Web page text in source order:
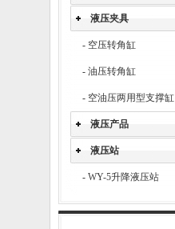
液压夹具
- 空压转角缸
- 油压转角缸
- 空油压两用型支撑缸
液压产品
液压站
- WY-5升降液压站